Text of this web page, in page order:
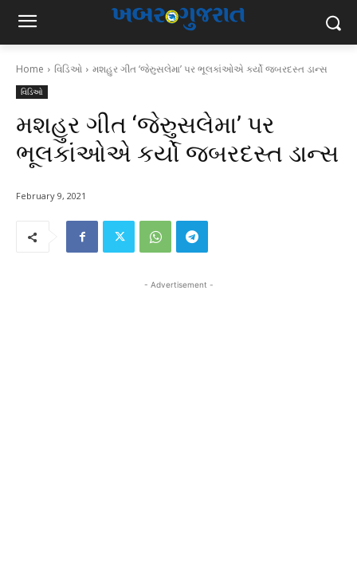
Home વિડિઓ મશહુર ગીત ‘જેરુુસલેમા’ પર ભૂલકાંઓએ કર્યો જબરદસ્ત ડાન્સ
વિડિઓ
મશહુર ગીત ‘જેરુુસલેમા’ પર
ભૂલકાંઓએ કર્યો જબરદસ્ત ડાન્સ
February 9, 2021
- Advertisement -